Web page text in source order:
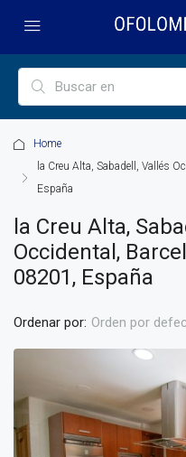
Home
la Creu Alta, Sabadell, Vallés
España
la Creu Alta,
Occidental,
08201, España
Ordenar por: Orden por